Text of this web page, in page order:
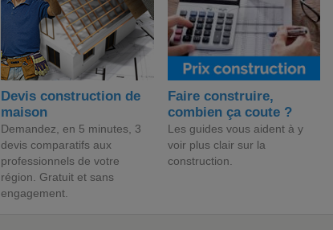
Devis construction de
maison
Demandez, en 5 minutes, 3
devis comparatifs aux
professionnels de votre
région. Gratuit et sans
engagement.
Faire construire,
combien ça coute ?
Les guides vous aident à y
voir plus clair sur la
construction.